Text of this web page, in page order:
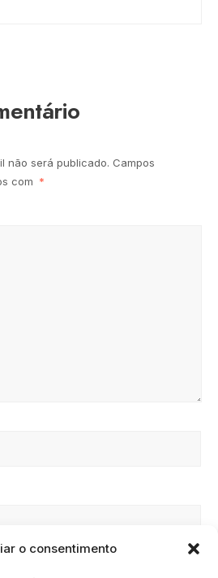
o consentimento
não será publicado. Campos
com *